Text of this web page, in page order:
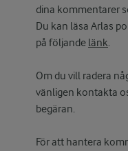
dina kommentarer
Du kan läsa Arlas
på följande länk.
Om du vill radera
vänligen kontakta
begäran.
För att hantera